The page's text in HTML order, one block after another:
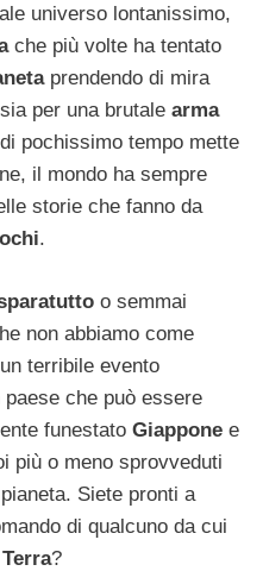
universo lontanissimo,
che più volte ha tentato
prendendo di mira
per una brutale arma
pochissimo tempo mette
il mondo ha sempre
storie che fanno da
.
o semmai
non abbiamo come
terribile evento
che può essere
funestato Giappone e
più o meno sprovveduti
Siete pronti a
di qualcuno da cui
?